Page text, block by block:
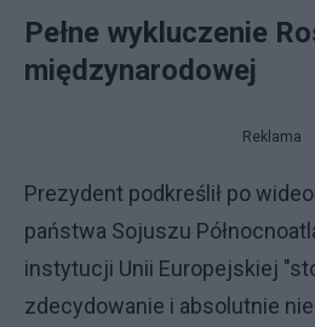
Pełne wykluczenie
międzynarodowej
Reklama
Prezydent podkreślił po
państwa Sojuszu
instytucji Unii Europejskiej
zdecydowanie i absolutnie